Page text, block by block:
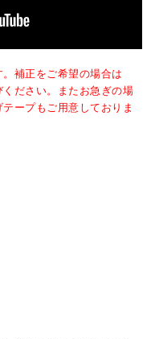
補正をご希望の場合は
ください。またお急ぎの場
ープもご用意しておりま